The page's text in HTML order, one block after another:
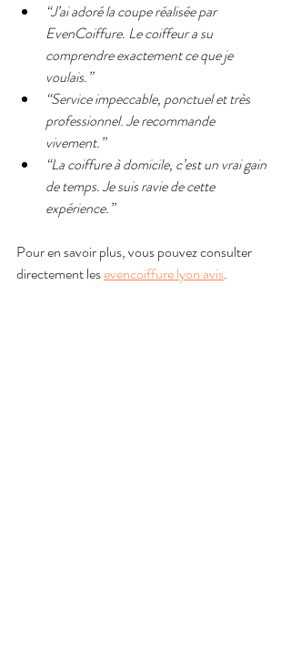
“J’ai adoré la coupe réalisée par
EvenCoiffure. Le coiffeur a su
comprendre exactement ce que je
voulais.”
“Service impeccable, ponctuel et très
professionnel. Je recommande
vivement.”
“La coiffure à domicile, c’est un vrai gain
de temps. Je suis ravie de cette
expérience.”
Pour en savoir plus, vous pouvez consulter
directement les evencoiffure lyon avis.